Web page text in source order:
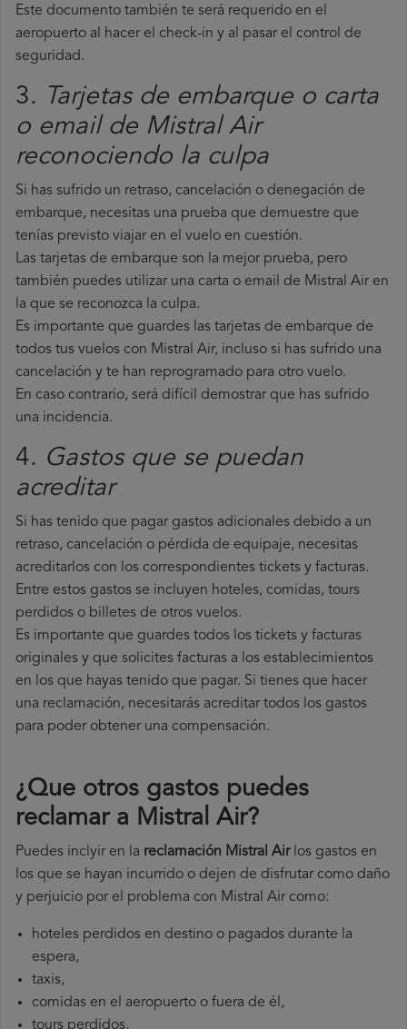
Este documento también te será requerido en el
aeropuerto al hacer el check-in y al pasar el control de
seguridad.
3.
Tarjetas de embarque o carta
o email de Mistral Air
reconociendo la culpa
Si has sufrido un retraso, cancelación o denegación de
embarque, necesitas una prueba que demuestre que
tenías previsto viajar en el vuelo en cuestión.
Las tarjetas de embarque son la mejor prueba, pero
también puedes utilizar una carta o email de Mistral Air en
la que se reconozca la culpa.
Es importante que guardes las tarjetas de embarque de
todos tus vuelos con Mistral Air, incluso si has sufrido una
cancelación y te han reprogramado para otro vuelo.
En caso contrario, será difícil demostrar que has sufrido
una incidencia.
4. Gastos que se puedan
acreditar
Si has tenido que pagar gastos adicionales debido a un
retraso, cancelación o pérdida de equipaje, necesitas
acreditarlos con los correspondientes tickets y facturas.
Entre estos gastos se incluyen hoteles, comidas, tours
perdidos o billetes de otros vuelos.
Es importante que guardes todos los tickets y facturas
originales y que solicites facturas a los establecimientos
en los que hayas tenido que pagar. Si tienes que hacer
una reclamación, necesitarás acreditar todos los gastos
para poder obtener una compensación.
¿Que otros gastos puedes
reclamar a Mistral Air​?
Puedes inclyir en la reclamación Mistral Airlos gastos en
los que se hayan incurrido o dejen de disfrutar como daño
y perjuicio por el problema con Mistral Air como:
hoteles perdidos en destino o pagados durante la
espera,
taxis,
comidas en el aeropuerto o fuera de él,
tours perdidos,